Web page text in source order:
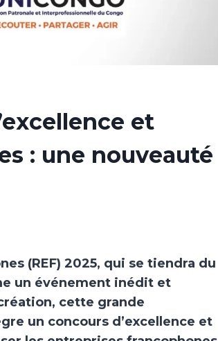
et
: une nouveauté
(REF) 2025, qui se tiendra du
un événement inédit et
cette grande
un concours d’excellence et